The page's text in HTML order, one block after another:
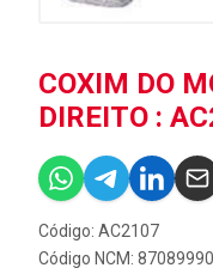
COXIM DO
DIREITO :
Código: AC2107
Código NCM: 87089990